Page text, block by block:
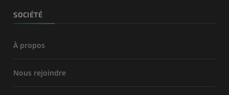
SOCIÉTÉ
À propos
Nous rejoindre